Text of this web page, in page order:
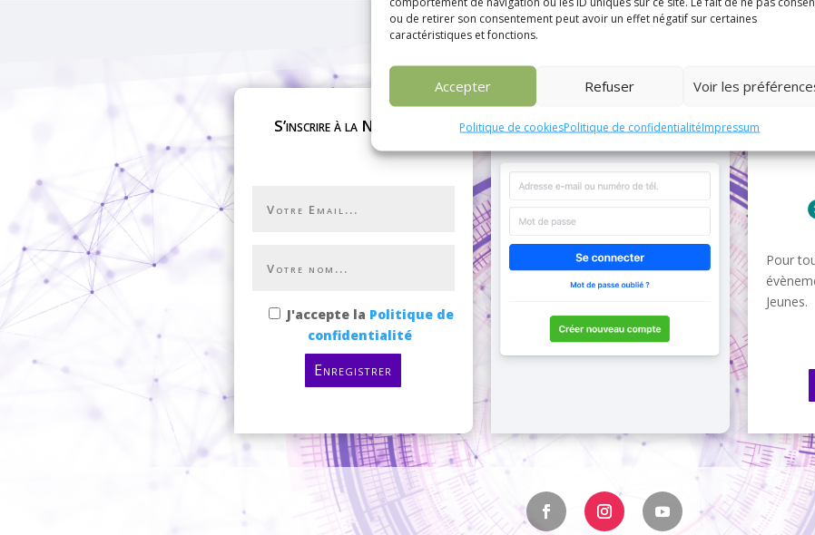
ou de retirer son consentement peut avoir un effet négatif sur certaines
caractéristiques et fonctions.
Accepter Refuser Voir les
Politique de cookiesPolitique de confidentialitéImpressum
S’inscrire à la Newsletter
J'accepte la Politique de
confidentialité
Enregistrer
Pour
Jeunes.